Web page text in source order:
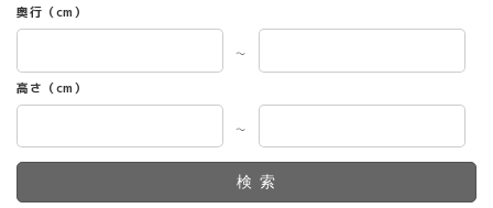
奥行（cm）
～
高さ（cm）
～
検索